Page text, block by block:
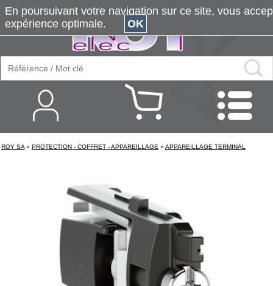
ROY SA » PROTECTION - COFFRET - APPAREILLAGE » APPAREILLAGE TERMINAL
En poursuivant votre navigation sur ce site, vous
expérience optimale.
OK